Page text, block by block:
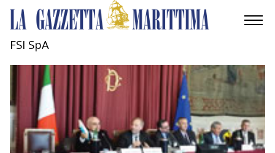
AMBIENTE
MOBILITÀ
INDUSTRIA
RICERCA
FSI SpA